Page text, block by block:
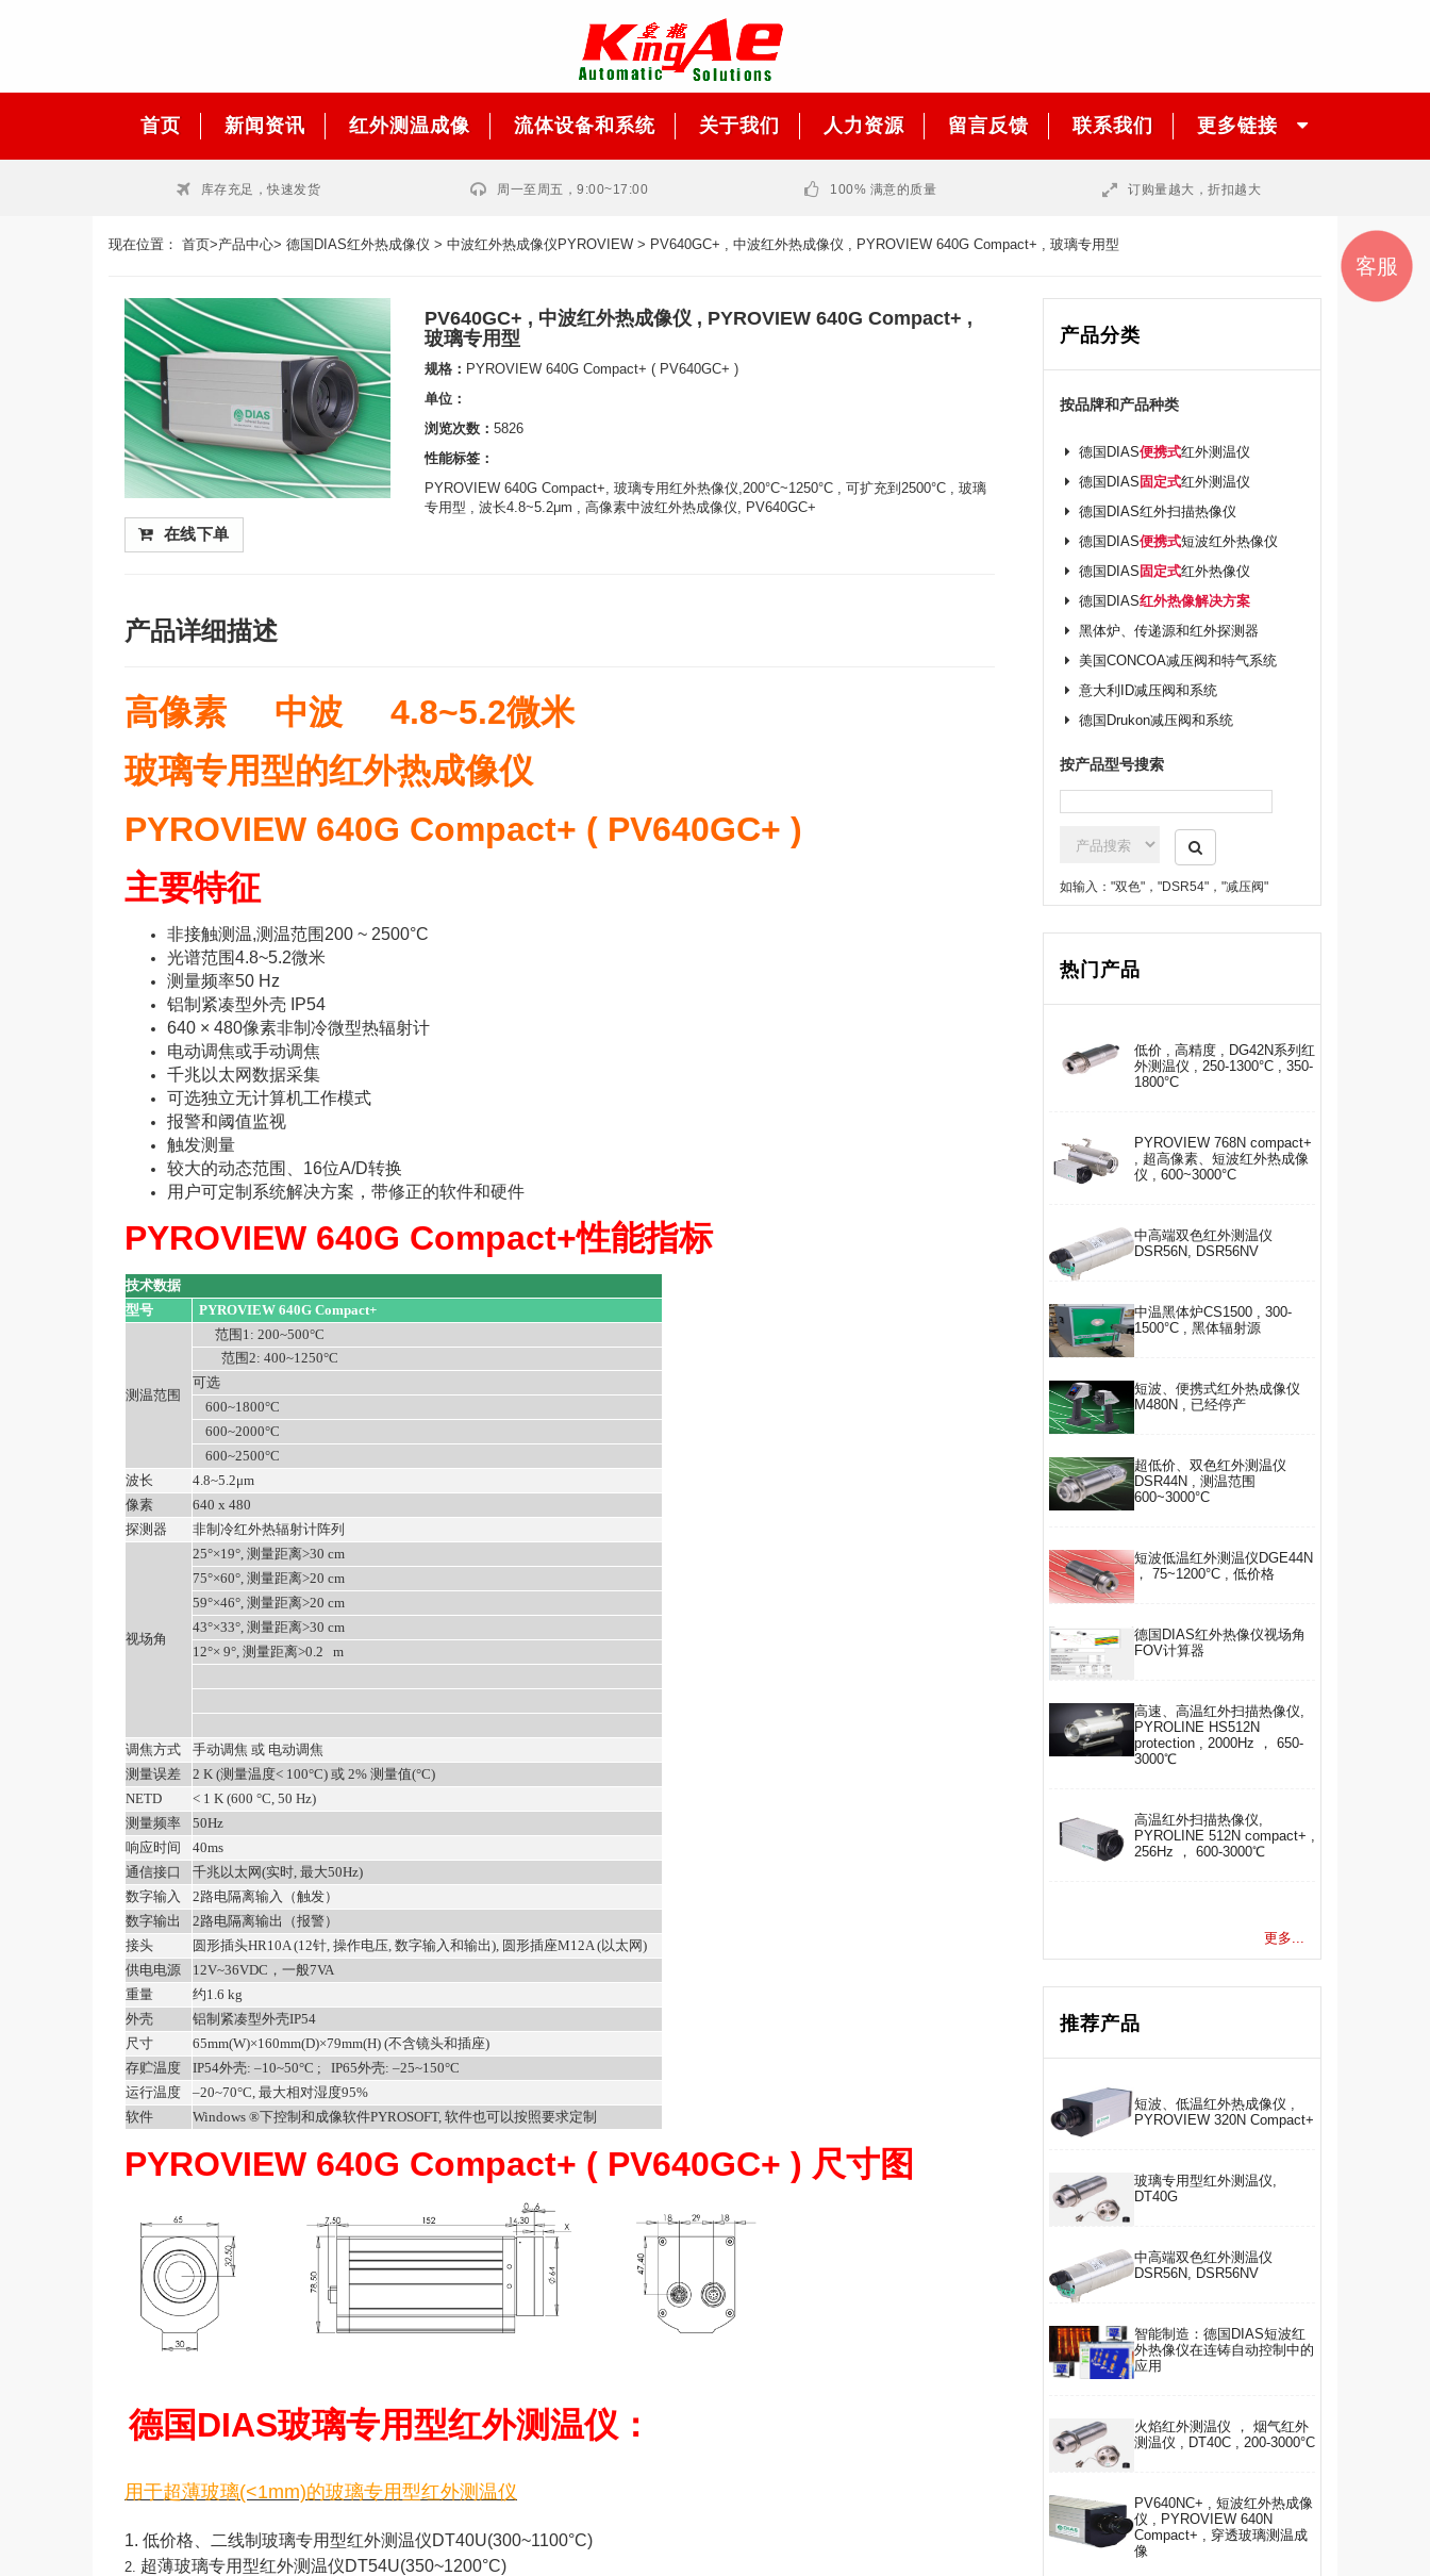
首页 新闻资讯 红外测温成像 流体设备和系统 关于我们 人力资源 留言反馈 联系我们 更多链接
库存充足，快速发货 周一至周五，9:00~17:00 100% 满意的质量 订购量越大，折扣越大
现在位置： 首页>产品中心> 德国DIAS红外热成像仪 > 中波红外热成像仪PYROVIEW > PV640GC+ , 中波红外热成像仪 , PYROVIEW 640G Compact+ , 玻璃专用型
在线下单
PV640GC+ , 中波红外热成像仪 , PYROVIEW 640G Compact+ ,
玻璃专用型
规格： PYROVIEW 640G Compact+ ( PV640GC+ )
单位：
浏览次数：5826
性能标签：
PYROVIEW 640G Compact+, 玻璃专用红外热像仪,200°C~1250°C , 可扩充到2500°C , 玻璃
专用型 , 波长4.8~5.2μm , 高像素中波红外热成像仪, PV640GC+
产品详细描述
高像素 中波 4.8~5.2微米
玻璃专用型的红外热成像仪
PYROVIEW 640G Compact+ ( PV640GC+ )
主要特征
非接触测温,测温范围200 ~ 2500°C
光谱范围4.8~5.2微米
测量频率50 Hz
铝制紧凑型外壳 IP54
640 × 480像素非制冷微型热辐射计
电动调焦或手动调焦
千兆以太网数据采集
可选独立无计算机工作模式
报警和阈值监视
触发测量
较大的动态范围、16位A/D转换
用户可定制系统解决方案，带修正的软件和硬件
PYROVIEW 640G Compact+性能指标
技术数据
型号
PYROVIEW 640G Compact+
测温范围
范围1: 200~500°C
范围2: 400~1250°C
可选
600~1800°C
600~2000°C
600~2500°C
波长
4.8~5.2μm
像素
640 x 480
探测器
非制冷红外热辐射计阵列
视场角
25°×19°, 测量距离>30 cm
75°×60°, 测量距离>20 cm
59°×46°, 测量距离>20 cm
43°×33°, 测量距离>30 cm
12°× 9°, 测量距离>0.2
m
调焦方式
手动调焦 或 电动调焦
测量误差
2 K (测量温度< 100°C) 或 2% 测量值(°C)
NETD
< 1 K (600 °C, 50 Hz)
测量频率
50Hz
响应时间
40ms
通信接口
千兆以太网(实时, 最大50Hz)
数字输入
2路电隔离输入（触发）
数字输出
2路电隔离输出（报警）
接头
圆形插头HR10A (12针, 操作电压, 数字输入和输出), 圆形插座M12A (以太网)
供电电源
12V~36VDC，一般7VA
重量
约1.6 kg
外壳
铝制紧凑型外壳IP54
尺寸
65mm(W)×160mm(D)×79mm(H) (不含镜头和插座)
存贮温度
IP54外壳: –10~50°C ;
IP65外壳: –25~150°C
运行温度
–20~70°C, 最大相对湿度95%
软件
Windows ®下控制和成像软件PYROSOFT, 软件也可以按照要求定制
PYROVIEW 640G Compact+ ( PV640GC+ ) 尺寸图
德国DIAS玻璃专用型红外测温仪：
用于超薄玻璃(<1mm)的玻璃专用型红外测温仪
1. 低价格、二线制玻璃专用型红外测温仪DT40U(300~1100°C)
2. 超薄玻璃专用型红外测温仪DT54U(350~1200°C)
产品分类
按品牌和产品种类
德国DIAS便携式红外测温仪
德国DIAS 固定式红外测温仪
德国DIAS红外扫描热像仪
德国DIAS便携式短波红外热像仪
德国DIAS 固定式红外热像仪
德国DIAS红外热像解决方案
黑体炉、传递源和红外探测器
美国CONCOA减压阀和特气系统
意大利ID减压阀和系统
德国Drukon减压阀和系统
按产品型号搜索
如输入："双色"，"DSR54"，"减压阀"
热门产品
低价 , 高精度 , DG42N系列红
外测温仪 , 250-1300°C , 350-
1800°C
PYROVIEW 768N compact+
, 超高像素、短波红外热成像
仪 , 600~3000°C
中高端双色红外测温仪
DSR56N, DSR56NV
中温黑体炉CS1500 , 300-
1500°C , 黑体辐射源
短波、便携式红外热成像仪
M480N , 已经停产
超低价、双色红外测温仪
DSR44N , 测温范围
600~3000°C
短波低温红外测温仪DGE44N
， 75~1200°C , 低价格
德国DIAS红外热像仪视场角
FOV计算器
高速、高温红外扫描热像仪,
PYROLINE HS512N
protection , 2000Hz ， 650-
3000℃
高温红外扫描热像仪,
PYROLINE 512N compact+ ,
256Hz ， 600-3000℃
更多...
推荐产品
短波、低温红外热成像仪 ,
PYROVIEW 320N Compact+
玻璃专用型红外测温仪,
DT40G
中高端双色红外测温仪
DSR56N, DSR56NV
智能制造：德国DIAS短波红
外热像仪在连铸自动控制中的
应用
火焰红外测温仪 ， 烟气红外
测温仪 , DT40C , 200-3000°C
PV640NC+ , 短波红外热成像
仪 , PYROVIEW 640N
Compact+ , 穿透玻璃测温成
像
客服
销售
一
销售
二
邮件
咨询
联系
我们